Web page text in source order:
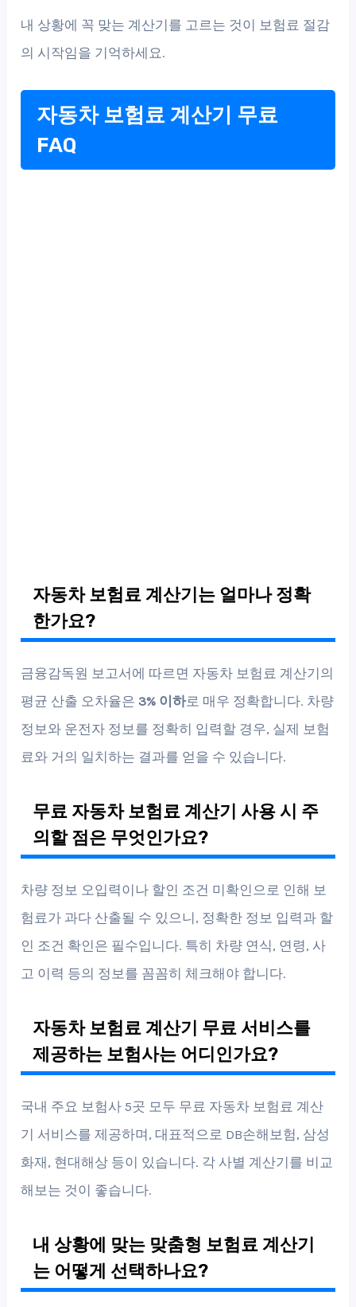
내 상황에 꼭 맞는 계산기를 고르는 것이 보험료 절감
의 시작임을 기억하세요.
자동차 보험료 계산기 무료
FAQ
자동차 보험료 계산기는 얼마나 정확
한가요?
금융감독원 보고서에 따르면 자동차 보험료 계산기의
평균 산출 오차율은3% 이하로 매우 정확합니다. 차량
정보와 운전자 정보를 정확히 입력할 경우, 실제 보험
료와 거의 일치하는 결과를 얻을 수 있습니다.
무료 자동차 보험료 계산기 사용 시 주
의할 점은 무엇인가요?
차량 정보 오입력이나 할인 조건 미확인으로 인해 보
험료가 과다 산출될 수 있으니, 정확한 정보 입력과 할
인 조건 확인은 필수입니다. 특히 차량 연식, 연령, 사
고 이력 등의 정보를 꼼꼼히 체크해야 합니다.
자동차 보험료 계산기 무료 서비스를
제공하는 보험사는 어디인가요?
국내 주요 보험사 5곳 모두 무료 자동차 보험료 계산
기 서비스를 제공하며, 대표적으로 DB손해보험, 삼성
화재, 현대해상 등이 있습니다. 각 사별 계산기를 비교
해보는 것이 좋습니다.
내 상황에 맞는 맞춤형 보험료 계산기
는 어떻게 선택하나요?